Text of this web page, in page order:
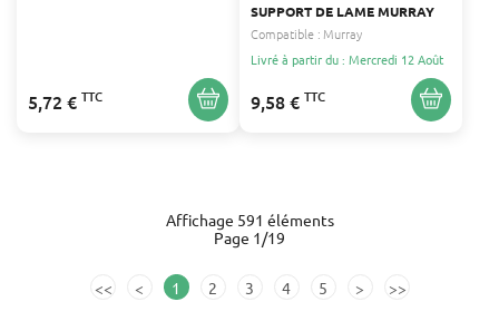
5,72 € TTC
SUPPORT DE LAME MURRAY
Compatible : Murray
Livré à partir du : Mercredi 12 Août
9,58 € TTC
Affichage 591 éléments
Page 1/19
<< < 1 2 3 4 5 > >>